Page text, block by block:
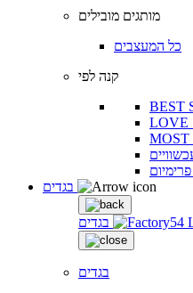
מותגים מובילים
כל המעצבים
קנה לפי
BEST
LOVE
בגדים
בגדים